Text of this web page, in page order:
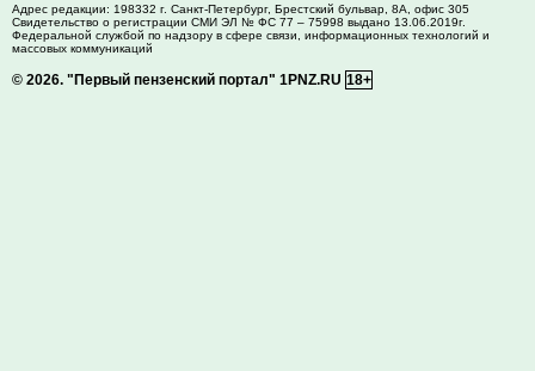
Адрес редакции: 198332 г. Санкт-Петербург, Брестский бульвар, 8А, офис 305
Свидетельство о регистрации СМИ ЭЛ № ФС 77 – 75998 выдано 13.06.2019г.
Федеральной службой по надзору в сфере связи, информационных технологий и
массовых коммуникаций
© 2026. "Первый пензенский портал" 1PNZ.RU 18+